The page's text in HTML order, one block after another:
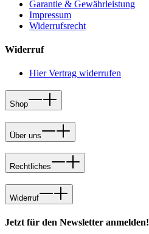
Garantie & Gewährleistung
Impressum
Widerrufsrecht
Widerruf
Hier Vertrag widerrufen
Shop
Über uns
Rechtliches
Widerruf
Jetzt für den Newsletter anmelden!